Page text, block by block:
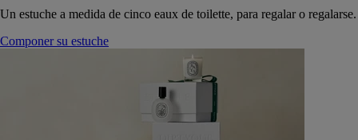
Un estuche a medida de cinco eaux de toilette, para regalar o regalarse.
Componer su estuche